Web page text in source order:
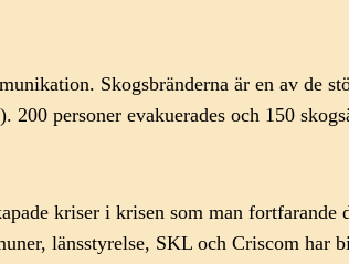
Skogsbränderna är en av de
personer evakuerades och 150
kriser i krisen som man
länsstyrelse, SKL och Criscom har